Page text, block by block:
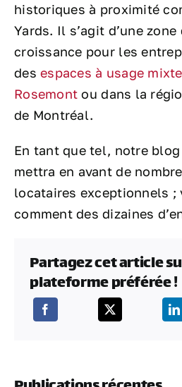
historiques à proximité
Yards. Il s’agit d’une
croissance pour les
desespaces à usage
Rosemont ou dans la
de Montréal.
En tant que tel, notre
mettra en avant de
locataires exceptionnels ;
comment des dizaines
Partagez cet article
plateforme préférée !